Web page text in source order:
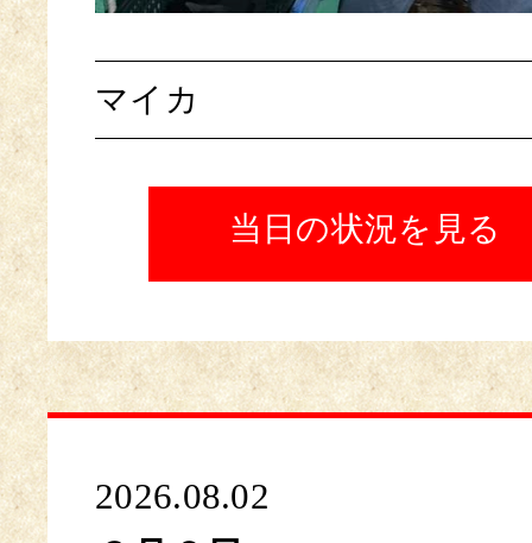
マイカ
当日の状況を見る
2026.08.02